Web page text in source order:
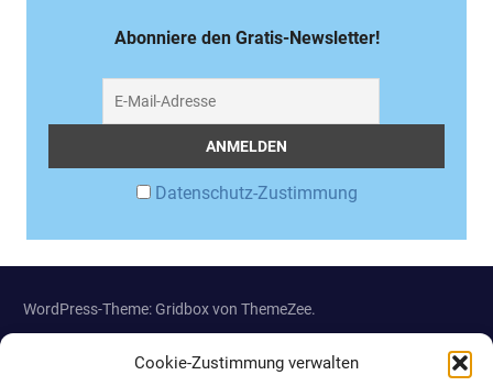
Cookie-Zustimmung verwalten
Abonniere den Gratis-Newsletter!
Datenschutz-Zustimmung
WordPress-Theme: Gridbox von ThemeZee.